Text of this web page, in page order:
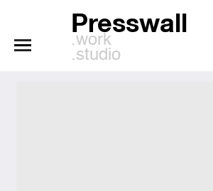
Presswall
.work
.studio